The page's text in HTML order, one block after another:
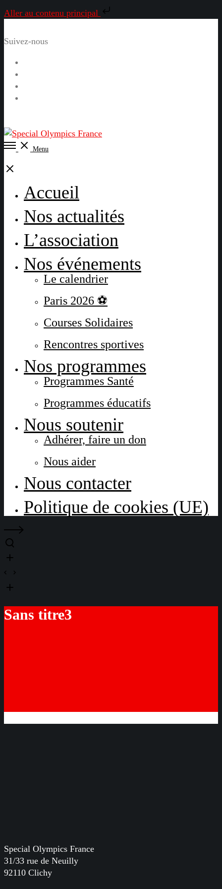
Aller au contenu principal
Suivez-nous
Open
Menu
Close
Accueil
Nos actualités
L’association
Nos événements
Le calendrier
Paris 2026 ⚽
Courses Solidaires
Rencontres sportives
Nos programmes
Programmes Santé
Programmes éducatifs
Nous soutenir
Adhérer, faire un don
Nous aider
Nous contacter
Politique de cookies (UE)
Sans titre3
Special Olympics France
31/33 rue de Neuilly
92110 Clichy